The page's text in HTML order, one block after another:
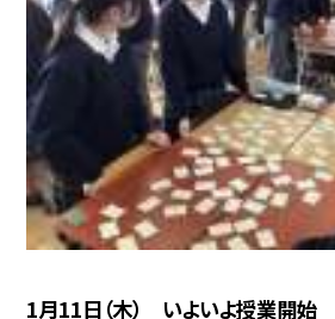
1月11日（木） いよいよ授業開始